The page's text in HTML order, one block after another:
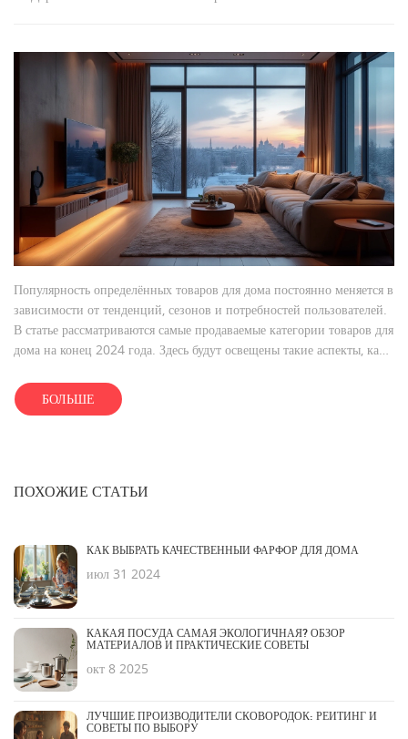
Популярность определённых товаров для дома постоянно меняется в
зависимости от тенденций, сезонов и потребностей пользователей.
В статье рассматриваются самые продаваемые категории товаров для
дома на конец 2024 года. Здесь будут освещены такие аспекты, как
инновации. Читатели узнают полезные советы по выбору и покупке
самых главных предметов для своего дома.
БОЛЬШЕ
ПОХОЖИЕ СТАТЬИ
КАК ВЫБРАТЬ КАЧЕСТВЕННЫЙ ФАРФОР ДЛЯ ДОМА
июл 31 2024
КАКАЯ ПОСУДА САМАЯ ЭКОЛОГИЧНАЯ? ОБЗОР
МАТЕРИАЛОВ И ПРАКТИЧЕСКИЕ СОВЕТЫ
окт 8 2025
ЛУЧШИЕ ПРОИЗВОДИТЕЛИ СКОВОРОДОК: РЕЙТИНГ И
СОВЕТЫ ПО ВЫБОРУ